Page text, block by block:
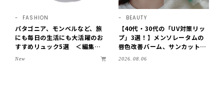
FASHION
パタゴニア、モンベルなど、旅
にも毎日の生活にも大活躍のお
すすめリュック5選 ＜編集部
セレクト＞【LEEマルシェ】
New
BEAUTY
【40代・30代の「UV対策リッ
プ」3選！】メンソレータムの
唇色改善バーム、サンカットな
どを「夏の紫外線対策」に愛用
2026.08.06